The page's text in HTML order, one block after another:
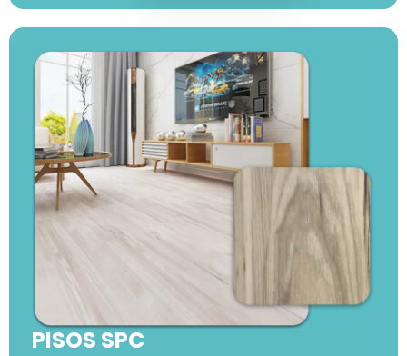
PISOS SPC